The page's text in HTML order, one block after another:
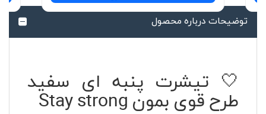
توضیحات درباره محصول
🤍 تیشرت پنبه ای سفید
طرح قوی بمون Stay strong